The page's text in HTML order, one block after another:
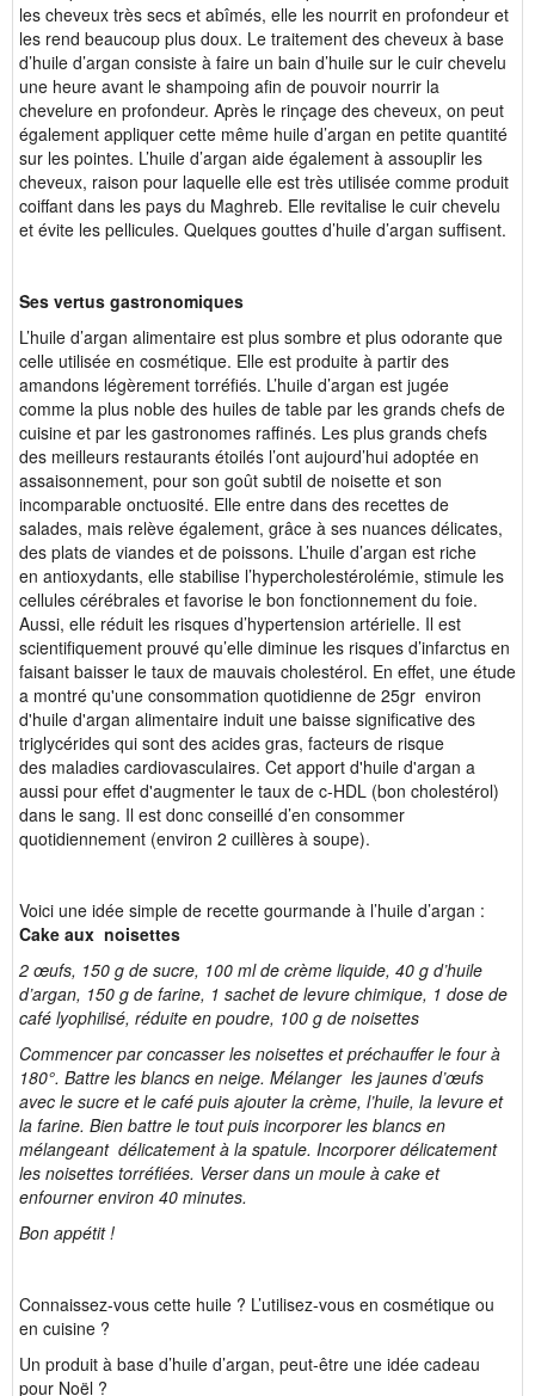
les cheveux très secs et abîmés, elle les nourrit en profondeur et
les rend beaucoup plus doux. Le traitement des cheveux à base
d’huile d’argan consiste à faire un bain d’huile sur le cuir chevelu
une heure avant le shampoing afin de pouvoir nourrir la
chevelure en profondeur. Après le rinçage des cheveux, on peut
également appliquer cette même huile d’argan en petite quantité
sur les pointes. L’huile d’argan aide également à assouplir les
cheveux, raison pour laquelle elle est très utilisée comme produit
coiffant dans les pays du Maghreb. Elle revitalise le cuir chevelu
et évite les pellicules. Quelques gouttes d’huile d’argan suffisent.
Ses vertus gastronomiques
L’huile d’argan alimentaire est plus sombre et plus odorante que
celle utilisée en cosmétique. Elle est produite à partir des
amandons légèrement torréfiés. L’huile d’argan est jugée
comme la plus noble des huiles de table par les grands chefs de
cuisine et par les gastronomes raffinés. Les plus grands chefs
des meilleurs restaurants étoilés l’ont aujourd’hui adoptée en
assaisonnement, pour son goût subtil de noisette et son
incomparable onctuosité. Elle entre dans des recettes de
salades, mais relève également, grâce à ses nuances délicates,
des plats de viandes et de poissons. L’huile d’argan est riche
en antioxydants, elle stabilise l’hypercholestérolémie, stimule les
cellules cérébrales et favorise le bon fonctionnement du foie.
Aussi, elle réduit les risques d’hypertension artérielle. Il est
scientifiquement prouvé qu’elle diminue les risques d’infarctus en
faisant baisser le taux de mauvais cholestérol. En effet, une étude
a montré qu'une consommation quotidienne de 25gr environ
d'huile d'argan alimentaire induit une baisse significative des
triglycérides qui sont des acides gras, facteurs de risque
des maladies cardiovasculaires. Cet apport d'huile d'argan a
aussi pour effet d'augmenter le taux de c-HDL (bon cholestérol)
dans le sang. Il est donc conseillé d’en consommer
quotidiennement (environ 2 cuillères à soupe).
Voici une idée simple de recette gourmande à l’huile d’argan :
Cake aux noisettes
2 œufs, 150 g de sucre, 100 ml de crème liquide, 40 g d’huile
d’argan, 150 g de farine, 1 sachet de levure chimique, 1 dose de
café lyophilisé, réduite en poudre, 100 g de noisettes
Commencer par concasser les noisettes et préchauffer le four à
180°. Battre les blancs en neige. Mélanger les jaunes d’œufs
avec le sucre et le café puis ajouter la crème, l’huile, la levure et
la farine. Bien battre le tout puis incorporer les blancs en
mélangeant délicatement à la spatule. Incorporer délicatement
les noisettes torréfiées. Verser dans un moule à cake et
enfourner environ 40 minutes.
Bon appétit !
Connaissez-vous cette huile ? L’utilisez-vous en cosmétique ou
en cuisine ?
Un produit à base d’huile d’argan, peut-être une idée cadeau
pour Noël ?